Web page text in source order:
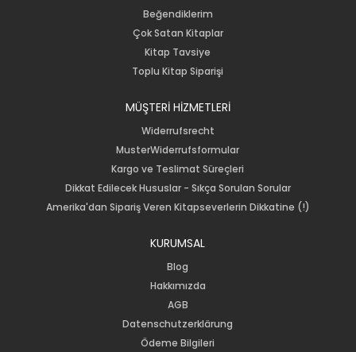
Beğendiklerim
Çok Satan Kitaplar
Kitap Tavsiye
Toplu Kitap Siparişi
MÜŞTERİ HİZMETLERİ
Widerrufsrecht
MusterWiderrufsformular
Kargo ve Teslimat Süreçleri
Dikkat Edilecek Hususlar - Sıkça Sorulan Sorular
Amerika'dan Sipariş Veren Kitapseverlerin Dikkatine (!)
KURUMSAL
Blog
Hakkımızda
AGB
Datenschutzerklärung
Ödeme Bilgileri